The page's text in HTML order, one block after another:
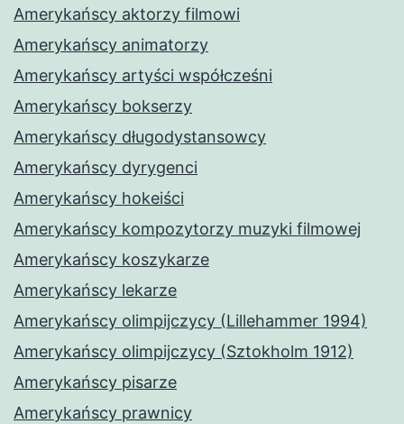
Amerykańscy aktorzy filmowi
Amerykańscy animatorzy
Amerykańscy artyści współcześni
Amerykańscy bokserzy
Amerykańscy długodystansowcy
Amerykańscy dyrygenci
Amerykańscy hokeiści
Amerykańscy kompozytorzy muzyki filmowej
Amerykańscy koszykarze
Amerykańscy lekarze
Amerykańscy olimpijczycy (Lillehammer 1994)
Amerykańscy olimpijczycy (Sztokholm 1912)
Amerykańscy pisarze
Amerykańscy prawnicy